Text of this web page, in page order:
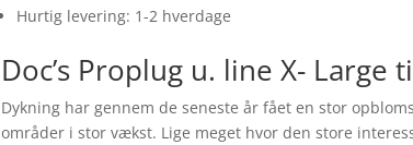
Hurtig levering: 1-2 hverdage
Doc’s Proplug u. line X- Large
Dykning har gennem de seneste år fået en stor
områder i stor vækst. Lige meget hvor den store